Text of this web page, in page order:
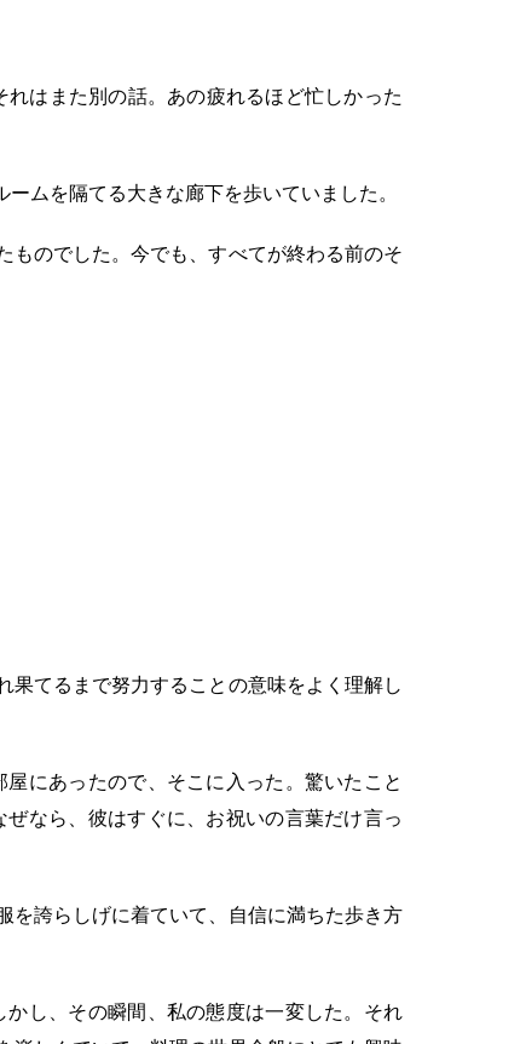
はまた別の話。あの疲れるほど忙しかった
ムを隔てる大きな廊下を歩いていました。
ものでした。今でも、すべてが終わる前のそ
果てるまで努力することの意味をよく理解し
にあったので、そこに入った。驚いたこと
なら、彼はすぐに、お祝いの言葉だけ言っ
を誇らしげに着ていて、自信に満ちた歩き方
し、その瞬間、私の態度は一変した。それ